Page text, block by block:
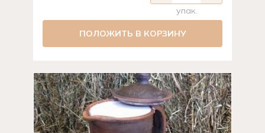
упак.
ПОЛОЖИТЬ В КОРЗИНУ